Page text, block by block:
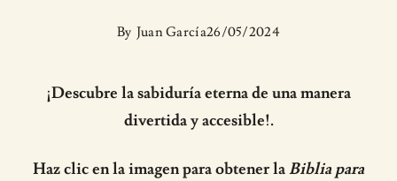
By Juan García26/05/2024
¡Descubre la sabiduría eterna de una manera
divertida y accesible!.
Haz clic en la imagen para obtener laBiblia para